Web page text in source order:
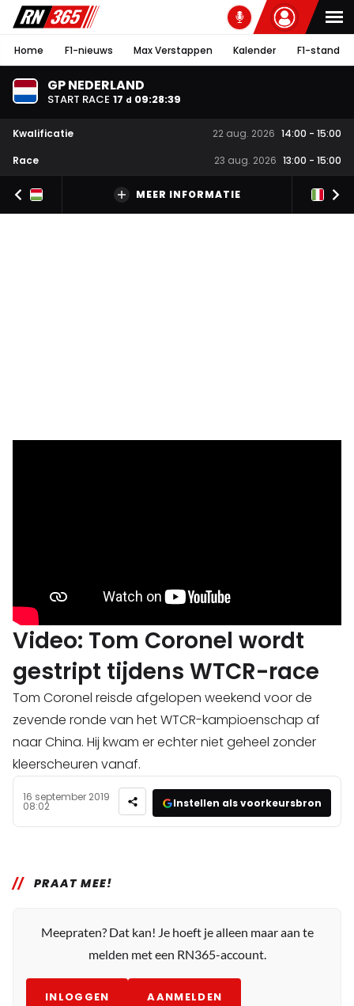
Home F1-nieuws Max Verstappen Kalender F1-stand
GP NEDERLAND
START RACE 17 d 09:28:39
Kwalificatie 22 aug. 2026 14:00 - 15:00
Race
23 aug. 2026 13:00 - 15:00
MEER INFORMATIE
Video: Tom Coronel wordt
gestript tijdens WTCR-race
Tom Coronel reisde afgelopen weekend voor de
zevende ronde van het WTCR-kampioenschap af
naar China. Hij kwam er echter niet geheel zonder
kleerscheuren vanaf.
16 september 2019
08:02 Instellen als voorkeursbron
PRAAT MEE!
Meepraten? Dat kan! Je hoeft je alleen maar aan te
melden met een RN365-account.
INLOGGEN AANMELDEN